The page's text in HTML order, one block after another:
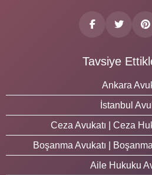
Tavsiye
Ankara
İstanbul
Ceza Avukatı | Ceza
Boşanma Avukatı |
Aile Hukuku